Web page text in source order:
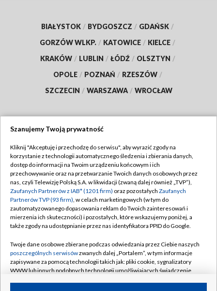
BIAŁYSTOK / BYDGOSZCZ / GDAŃSK /
GORZÓW WLKP. / KATOWICE / KIELCE /
KRAKÓW / LUBLIN / ŁÓDŹ / OLSZTYN /
OPOLE / POZNAŃ / RZESZÓW /
SZCZECIN / WARSZAWA / WROCŁAW
TVP
Abonament TVP
Emisja w TVP
Centrum informacji TVP
Naziemna Telewizja Cyfrowa
Rada Programowa
System NOS
Informacje o nadawcy
Regulamin TVP
Polityka prywatności
Moje zgody
Pomoc
Kontakt
Kanały
Szanujemy Twoją prywatność
Kliknij "Akceptuję i przechodzę do serwisu", aby wyrazić zgody na
korzystanie z technologii automatycznego śledzenia i zbierania danych,
dostęp do informacji na Twoim urządzeniu końcowym i ich
przechowywanie oraz na przetwarzanie Twoich danych osobowych przez
nas, czyli Telewizję Polską S.A. w likwidacji (zwaną dalej również „TVP”),
Zaufanych Partnerów z IAB* (1201 firm) oraz pozostałych Zaufanych
Partnerów TVP (93 firm), w celach marketingowych (w tym do
zautomatyzowanego dopasowania reklam do Twoich zainteresowań i
mierzenia ich skuteczności) i pozostałych, które wskazujemy poniżej, a
także zgody na udostępnianie przez nas identyfikatora PPID do Google.
Twoje dane osobowe zbierane podczas odwiedzania przez Ciebie naszych
poszczególnych serwisówzwanych dalej „Portalem”, w tym informacje
zapisywane za pomocą technologii takich jak: pliki cookie, sygnalizatory
WWW lub innych podobnych technologii umożliwiających świadczenie